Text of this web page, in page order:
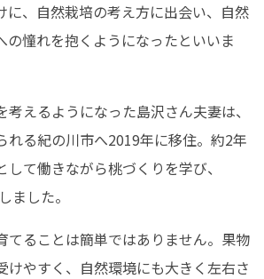
に、自然栽培の考え方に出会い、自然
の憧れを抱くようになったといいま
えるようになった島沢さん夫妻は、
れる紀の川市へ2019年に移住。約2年
て働きながら桃づくりを学び、
ました。
てることは簡単ではありません。果物
けやすく、自然環境にも大きく左右さ